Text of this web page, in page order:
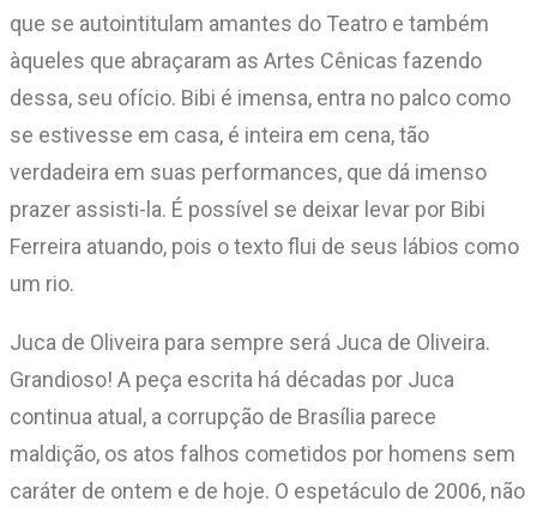
que se autointitulam amantes do Teatro e também
àqueles que abraçaram as Artes Cênicas fazendo
dessa, seu ofício. Bibi é imensa, entra no palco como
se estivesse em casa, é inteira em cena, tão
verdadeira em suas performances, que dá imenso
prazer assisti-la. É possível se deixar levar por Bibi
Ferreira atuando, pois o texto flui de seus lábios como
um rio.
Juca de Oliveira para sempre será Juca de Oliveira.
Grandioso! A peça escrita há décadas por Juca
continua atual, a corrupção de Brasília parece
maldição, os atos falhos cometidos por homens sem
caráter de ontem e de hoje. O espetáculo de 2006, não